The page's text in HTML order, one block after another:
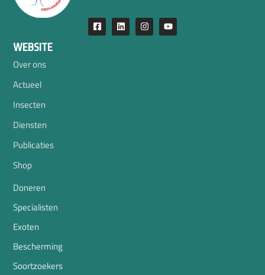
WEBSITE
Over ons
Actueel
Insecten
Diensten
Publicaties
Shop
Doneren
Specialisten
Exoten
Bescherming
Soortzoekers